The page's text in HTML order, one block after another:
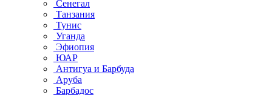
Сенегал
Танзания
Тунис
Уганда
Эфиопия
ЮАР
Антигуа и Барбуда
Аруба
Барбадос